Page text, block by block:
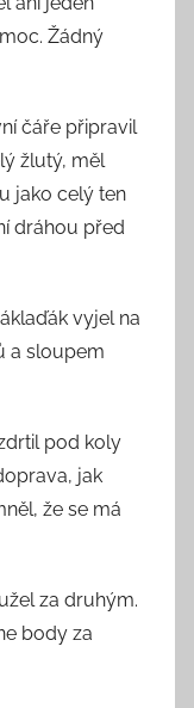
Žádný
čáře připravil
žlutý, měl
jako celý ten
dráhou před
vyjel na
a sloupem
pod koly
jak
že se má
za druhým.
body za